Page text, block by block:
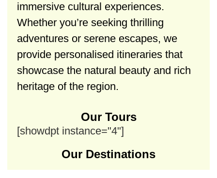
immersive cultural experiences.
Whether you’re seeking thrilling
adventures or serene escapes, we
provide personalised itineraries that
showcase the natural beauty and rich
heritage of the region.
Our Tours
[showdpt instance="4"]
Our Destinations